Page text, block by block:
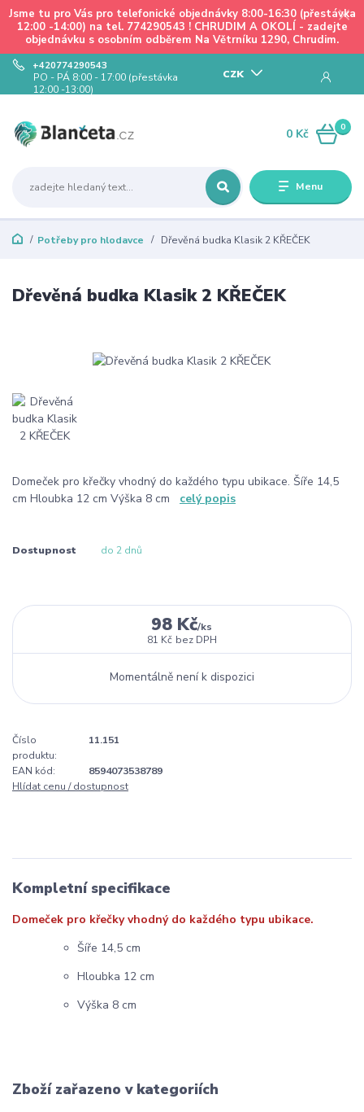
Jsme tu pro Vás pro telefonické objednávky 8:00-16:30 (přestávka
12:00 -14:00) na tel. 774290543 ! CHRUDIM A OKOLÍ - zadejte
objednávku s osobním odběrem Na Větrníku 1290, Chrudim.
Menu
CZK
+420774290543
PO - PÁ 8:00 - 17:00 (přestávka
12:00 -13:00)
0
0 Kč
Potřeby pro hlodavce Dřevěná budka Klasik 2 KŘEČEK
Dřevěná budka Klasik 2 KŘEČEK
Domeček pro křečky vhodný do každého typu ubikace. Šíře 14,5
cm Hloubka 12 cm Výška 8 cm celý popis
Dostupnost do 2 dnů
98 Kč/ks
81 Kč bez DPH
Momentálně není k dispozici
Číslo
produktu:
11.151
EAN kód:
8594073538789
Hlídat cenu / dostupnost
Kompletní specifikace
Domeček pro křečky vhodný do každého typu ubikace.
Šíře 14,5 cm
Hloubka 12 cm
Výška 8 cm
Zboží zařazeno v kategoriích